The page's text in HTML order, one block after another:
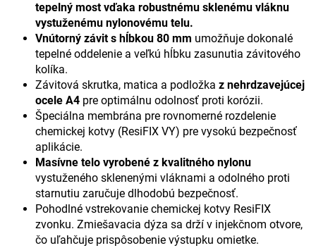
tepelný most vďaka robustnému sklenému vláknu
vystuženému nylonovému telu.
Vnútorný závit s hĺbkou 80 mm umožňuje dokonalé
tepelné oddelenie a veľkú hĺbku zasunutia závitového
kolíka.
Závitová skrutka, matica a podložka z nehrdzavejúcej
ocele A4 pre optimálnu odolnosť proti korózii.
Špeciálna membrána pre rovnomerné rozdelenie
chemickej kotvy (ResiFIX VY) pre vysokú bezpečnosť
aplikácie.
Masívne telo vyrobené z kvalitného nylonu
vystuženého sklenenými vláknami a odolného proti
starnutiu zaručuje dlhodobú bezpečnosť.
Pohodlné vstrekovanie chemickej kotvy ResiFIX
zvonku. Zmiešavacia dýza sa drží v injekčnom otvore,
čo uľahčuje prispôsobenie výstupku omietke.